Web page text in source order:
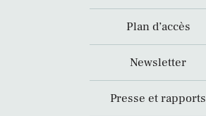
Plan d’accès
Newsletter
Presse et rapports